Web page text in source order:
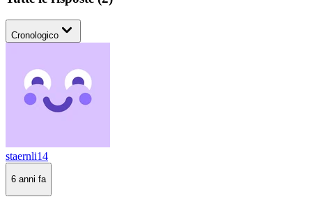
Cronologico
staernli14
6 anni fa